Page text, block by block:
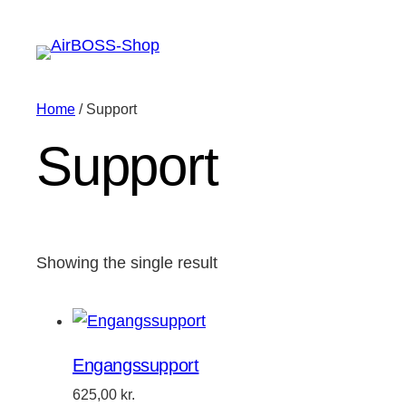
Home / Support
Support
Showing the single result
Engangssupport
625,00 kr.